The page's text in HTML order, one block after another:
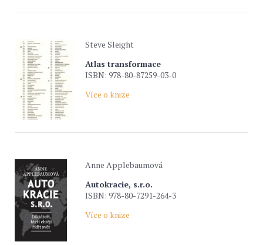
Steve Sleight
Atlas transformace
ISBN: 978-80-87259-03-0
Více o knize
Anne Applebaumová
Autokracie, s.r.o.
ISBN: 978-80-7291-264-3
Více o knize